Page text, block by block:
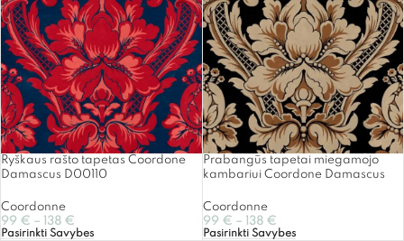
Ryškaus rašto tapetas Coordone
Damascus D00110
Coordonne
99 € – 138 €
Pasirinkti Savybes
Prabangūs tapetai miegamojo
kambariui Coordone Damascus
Coordonne
99 € – 138 €
Pasirinkti Savybes